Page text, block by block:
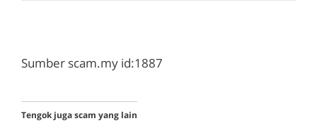
Sumber scam.my id:1887
Tengok juga scam yang lain